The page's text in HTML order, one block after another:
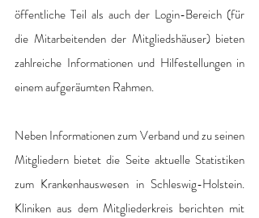
öffentliche Teil als auch der Login-Bereich (für
die Mitarbeitenden der Mitgliedshäuser) bieten
zahlreiche Informationen und Hilfestellungen in
einem aufgeräumten Rahmen.
Neben Informationen zum Verband und zu seinen
Mitgliedern bietet die Seite aktuelle Statistiken
zum Krankenhauswesen in Schleswig-Holstein.
Kliniken aus dem Mitgliederkreis berichten mit